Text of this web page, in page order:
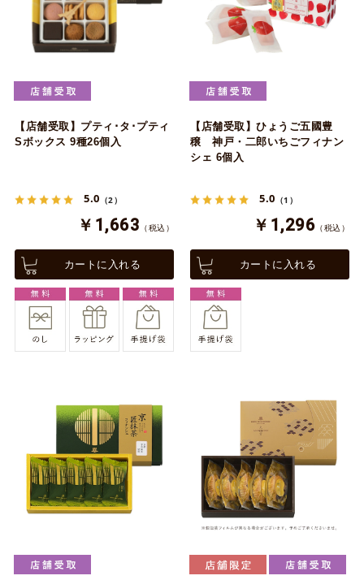
【店舗受取】プティ･タ･プティ
Sボックス 9種26個入
5.0 （2）
￥1,663 （税込）
カートに入れる
【店舗受取】ひょうご五國豊
穣 神戸・二郎いちごフィナン
シェ 6個入
5.0 （1）
￥1,296 （税込）
カートに入れる